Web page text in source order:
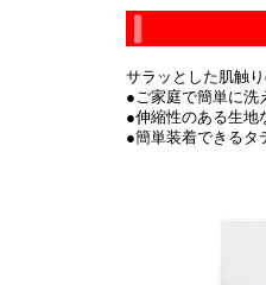
サラッとした肌触
●ご家庭で簡単に洗
●伸縮性のある生地
●簡単装着できるタ